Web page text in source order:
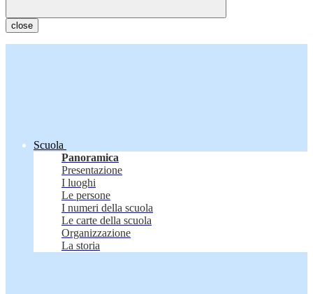
close
Scuola
Panoramica
Presentazione
I luoghi
Le persone
I numeri della scuola
Le carte della scuola
Organizzazione
La storia